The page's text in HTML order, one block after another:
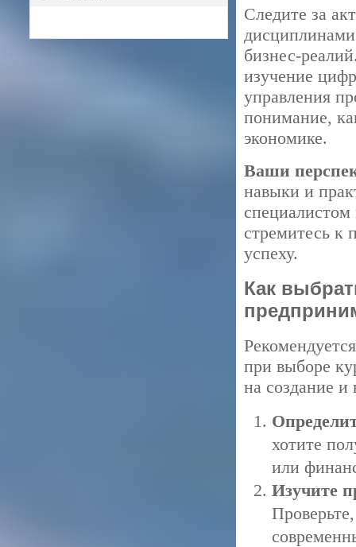
Следите за
бизнес-
изучение
управления
понимание,
экономике.
Ваши
навыки и
стремитесь к
успеху.
Как
при выборе
на создание и
хотите
или
Изучите